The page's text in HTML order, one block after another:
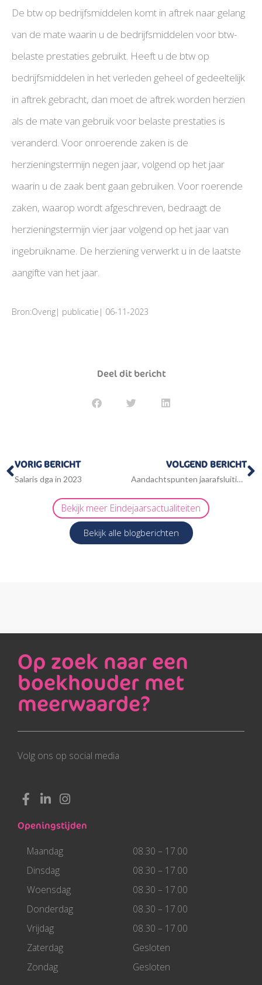
De btw op bedrijfsmiddelen komt in aftrek naar gelang
van de mate waarin u de bedrijfsmiddelen voor btw-
belaste prestaties gebruikt. Heeft u de btw op
bedrijfsmiddelen in het verleden geheel of gedeeltelijk
in aftrek gebracht, dan moet de aftrek worden herzien
als de mate van gebruik voor belaste prestaties is
veranderd. Voor onroerende zaken is de
herzieningstermijn negen jaar, volgend op het jaar
waarin u de zaak bent gaan gebruiken. Voor roerende
zaken, waarop wordt afgeschreven, bedraagt de
herzieningstermijn vier jaar volgend op het jaar van
ingebruikname. De herziening verwerkt u in de laatste
aangifte van het jaar.
Bron:Overig| publicatie| 06-11-2023
Deel dit bericht
Vorige
VORIG BERICHT
Salaris dga in 2023
VOLGEND BERICHT
Aandachtspunten jaarafsluiting 2023
Bekijk meer Eindejaarsactualiteiten
Bekijk alle blogberichten
Openingstijden
Maandag
08.30 – 17.00
Dinsdag
08.30 – 17.00
Woensdag
08.30 – 17.00
Donderdag
08.30 – 17.00
Vrijdag
08.30 – 17.00
Zaterdag
Gesloten
Zondag
Gesloten
Op zoek naar een
boekhouder met
meerwaarde?
Volg ons op social media
F
a
c
e
b
o
o
k
-
f
L
i
n
k
e
d
i
-
i
I
n
s
t
m